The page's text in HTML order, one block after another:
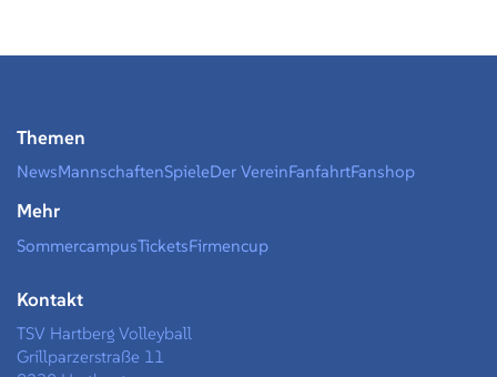
Themen
NewsMannschaftenSpieleDer VereinFanfahrtFanshop
Mehr
SommercampusTicketsFirmencup
Kontakt
TSV Hartberg Volleyball
Grillparzerstraße 11